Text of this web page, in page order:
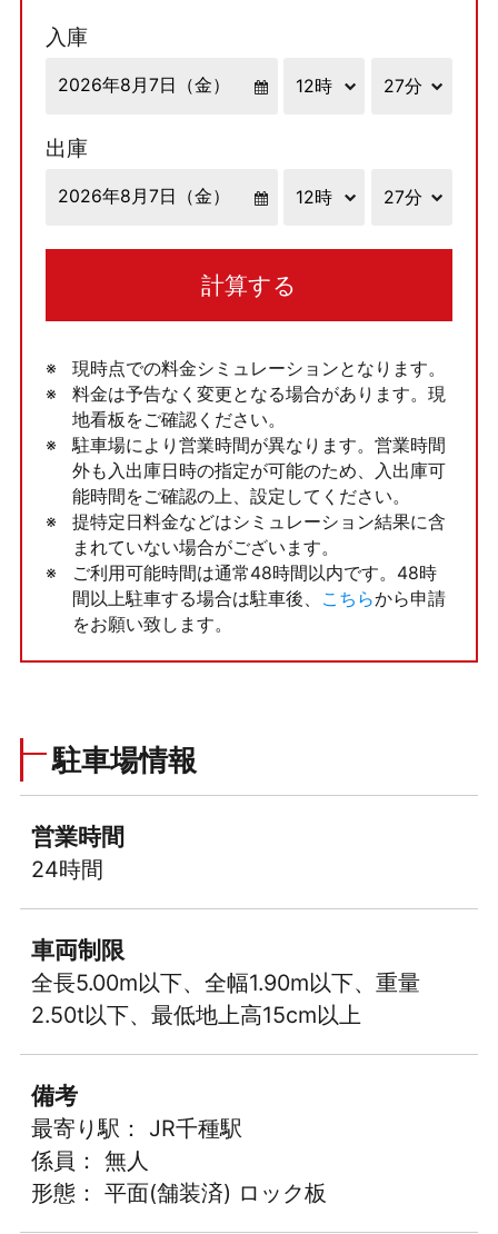
入庫
出庫
計算する
現時点での料金シミュレーションとなります。
料金は予告なく変更となる場合があります。現
地看板をご確認ください。
駐車場により営業時間が異なります。営業時間
外も入出庫日時の指定が可能のため、入出庫可
能時間をご確認の上、設定してください。
提特定日料金などはシミュレーション結果に含
まれていない場合がございます。
ご利用可能時間は通常48時間以内です。48時
間以上駐車する場合は駐車後、
こちらから申請
をお願い致します。
駐車場情報
営業時間
24時間
車両制限
全長5.00m以下、全幅1.90m以下、重量
2.50t以下、最低地上高15cm以上
備考
最寄り駅： JR千種駅
係員： 無人
形態： 平面(舗装済) ロック板